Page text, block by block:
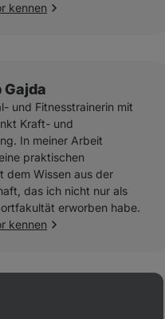
kennen
Gajda
und Fitnesstrainerin mit
Kraft- und
In meiner Arbeit
praktischen
dem Wissen aus der
das ich nicht nur als
erworben habe.
kennen